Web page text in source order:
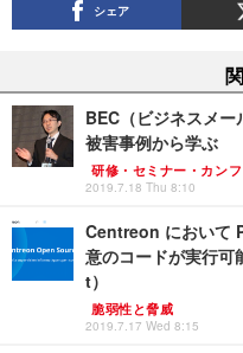
シェア
BEC（ビジネスメ
被害事例から学ぶ
研修・セミナー・カン
2019.7.18 Thu 8:10
Centreon において
意のコードが実行
t）
脆弱性と脅威
2019.7.17 Wed 8:15